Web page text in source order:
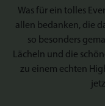
Was für ein tolles
allen bedanken, die
so besonders
Lächeln und die
zu einem echten